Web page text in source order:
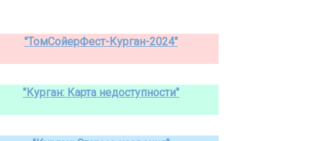
"ТомСойерФест-Курган-2024"
"Курган: Карта недоступности"